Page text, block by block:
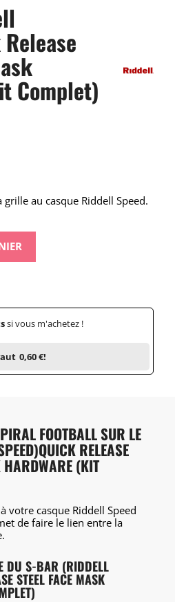
Complet)
au casque Riddell Speed.
si vous m'achetez !
0,60 €!
FOOTBALL SUR LE
RELEASE
HARDWARE (KIT
votre casque Riddell Speed
de faire le lien entre la
DU S-BAR (RIDDELL
STEEL FACE MASK